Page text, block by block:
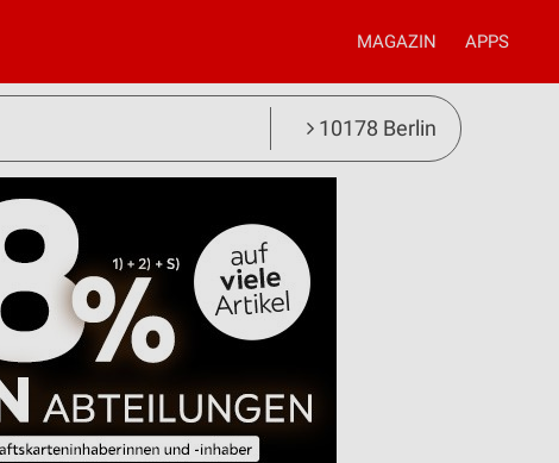
MAGAZIN APPS
10178 Berlin